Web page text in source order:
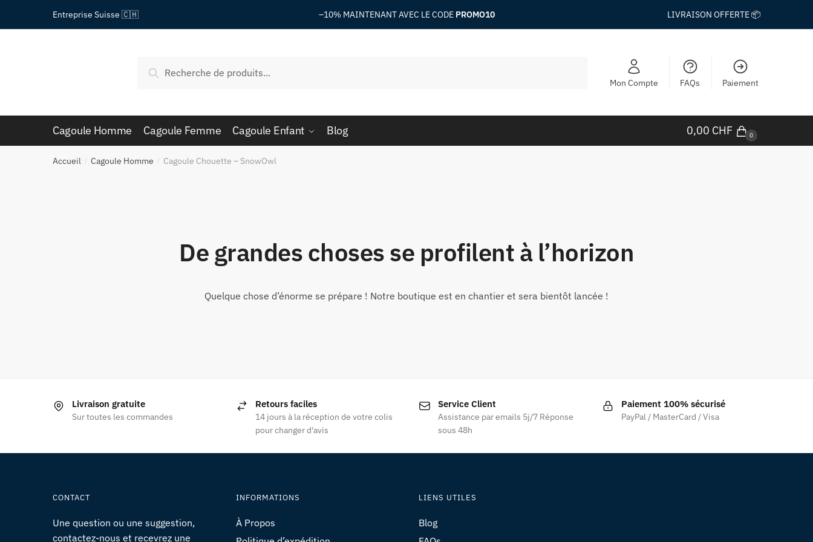
Entreprise Suisse 🇨🇭 –10% MAINTENANT AVEC LE CODE PROMO10 LIVRAISON OFFERTE 📦
pour :
Recherche
Mon Compte FAQs Paiement
Cagoule Homme Cagoule Femme Cagoule Enfant Blog 0,00 CHF 0
Accueil / Cagoule Homme / Cagoule Chouette – SnowOwl
De grandes choses se profilent à l’horizon
Quelque chose d’énorme se prépare ! Notre boutique est en chantier et sera bientôt lancée !
Livraison gratuite
Sur toutes les commandes
Retours faciles
14 jours à la réception de votre colis
pour changer d'avis
Service Client
Assistance par emails 5j/7 Réponse
sous 48h
Paiement 100% sécurisé
PayPal / MasterCard / Visa
CONTACT
Une question ou une suggestion,
contactez-nous et recevrez une
INFORMATIONS
À Propos
LIENS UTILES
Blog